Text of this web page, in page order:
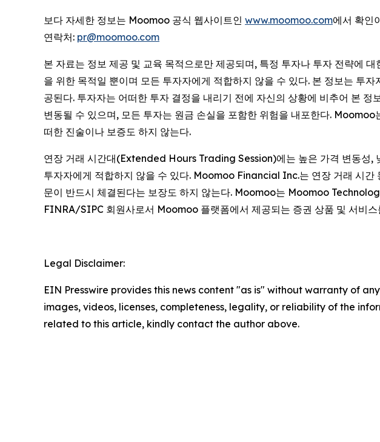
보다 자세한 정보는 Moomoo 공식 웹사이트인 www.moomoo.com에서 확인
연락처: pr@moomoo.com
본 자료는 정보 제공 및 교육 목적으로만 제공되며, 특정 투자나 투자 전략에
을 위한 목적일 뿐이며 모든 투자자에게 적합하지 않을 수 있다. 본 정보는 투
공된다. 투자자는 어떠한 투자 결정을 내리기 전에 자신의 상황에 비추어 본
변동될 수 있으며, 모든 투자는 원금 손실을 포함한 위험을 내포한다.
떠한 진술이나 보증도 하지 않는다.
연장 거래 시간대(Extended Hours Trading Session)에는 높은 가격 변동성,
투자자에게 적합하지 않을 수 있다. Moomoo Financial Inc.는 연장 거래 시간
문이 반드시 체결된다는 보장도 하지 않는다. Moomoo는 Moomoo
FINRA/SIPC 회원사로서 Moomoo 플랫폼에서 제공되는 증권 상품 및 서비스
Legal Disclaimer:
EIN Presswire provides this news content "as is" without warranty of
images, videos, licenses, completeness, legality, or reliability of the
related to this article, kindly contact the author above.